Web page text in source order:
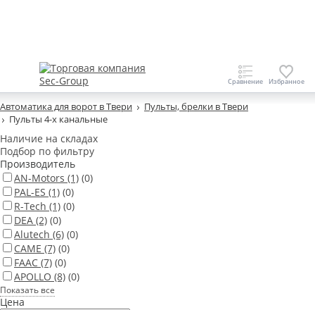
Автоматика для ворот в Твери
Пульты, брелки в Твери
Пульты 4-х канальные
Наличие на складах
Подбор по фильтру
Производитель
AN-Motors (1) (0)
PAL-ES (1) (0)
R-Tech (1) (0)
DEA (2) (0)
Alutech (6) (0)
CAME (7) (0)
FAAC (7) (0)
APOLLO (8) (0)
Показать все
Цена